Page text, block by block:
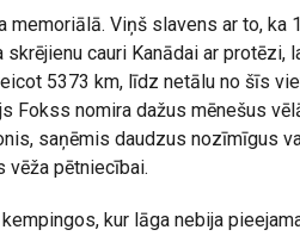
memoriālā. Viņš slavens ar to, ka
cauri Kanādai ar
5373 km, līdz netālu no šīs
Fokss nomira dažus mēnešus
saņēmis daudzus nozīmīgus
pētniecībai.
kur lāga nebija